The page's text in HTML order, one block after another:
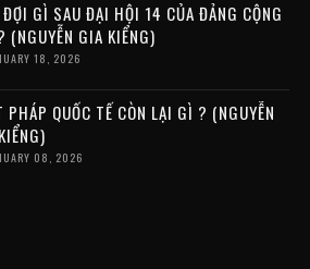
ĐỢI GÌ SAU ĐẠI HỘI 14 CỦA ĐẢNG CỘNG
(NGUYỄN GIA KIỂNG)
18, 2026
PHÁP QUỐC TẾ CÒN LẠI GÌ ? (NGUYỄN
08, 2026